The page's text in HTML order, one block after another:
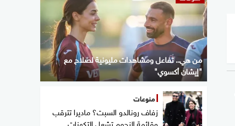
من هي.. تفاعل ومشاهدات مليونية لصلاح مع
"إيشان أكسوي"
منوعات
زفاف رونالدو السبت؟ ماديرا تترقب
وقائمة النجوم تشعل التكهنات